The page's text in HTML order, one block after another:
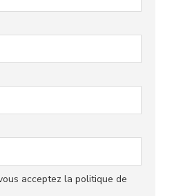
acceptez la politique de